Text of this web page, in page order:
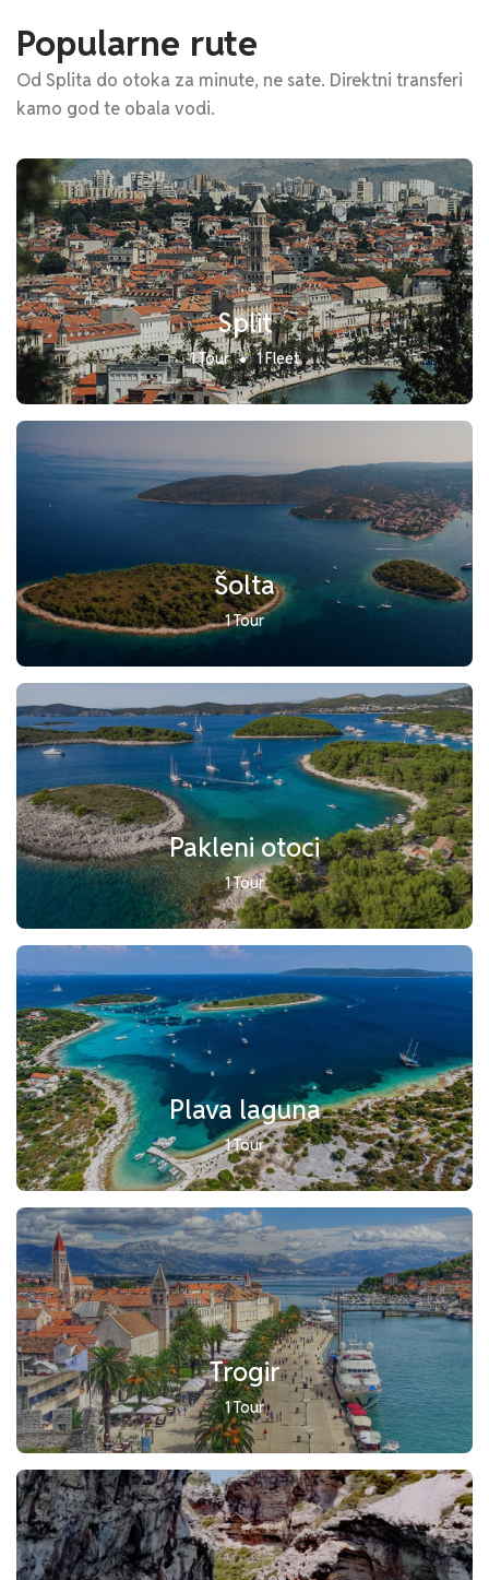
Popularne rute
Od Splita do otoka za minute, ne sate. Direktni transferi
kamo god te obala vodi.
Split
1 Tour 1 Fleet
Šolta
1 Tour
Pakleni otoci
1 Tour
Plava laguna
1 Tour
Trogir
1 Tour